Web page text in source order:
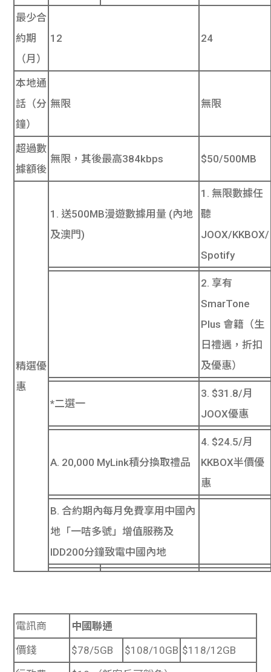
最少合
約期
（月）
12 24
本地通
話（分
鐘）
無限 無限
超過數
據額後
無限，其後最高384kbps $50/500MB
精選優
惠
1. 送500MB漫遊數據用量 (內地
及澳門)
1. 無限數據任
聽
JOOX/KKBOX/
Spotify
2. 享有
SmarTone
Plus 會籍（生
日禮遇，折扣
及優惠）
*二選一
3. $31.8/月
JOOX優惠
A. 20,000 MyLink積分換取禮品
4. $24.5/月
KKBOX半價優
惠
B. 合約期內每月免費享用中國內
地「一咭多號」增值服務及
IDD200分鐘致電中國內地
電訊商
中國聯通
價錢
$78/5GB $108/10GB $118/12GB